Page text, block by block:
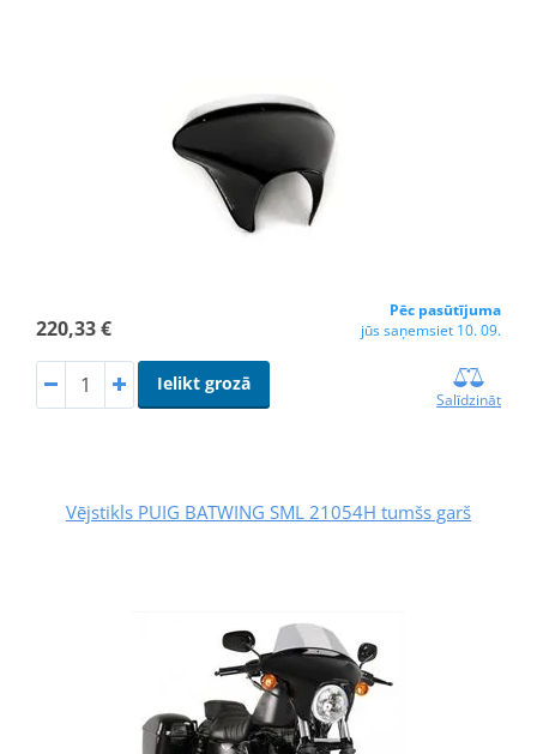
220,33 €
Pēc pasūtījuma
jūs saņemsiet 10. 09.
Ielikt grozā
Salīdzināt
Vējstikls PUIG BATWING SML 21054H tumšs garš